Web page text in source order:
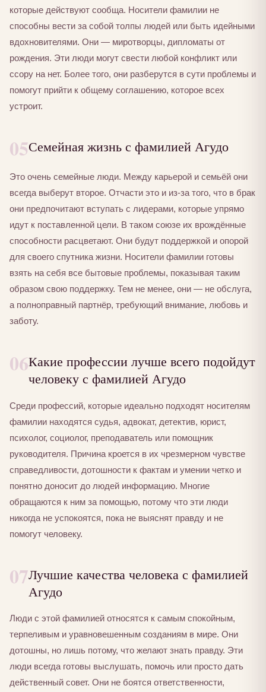
которые действуют сообща. Носители фамилии не
способны вести за собой толпы людей или быть идейными
вдохновителями. Они — миротворцы, дипломаты от
рождения. Эти люди могут свести любой конфликт или
ссору на нет. Более того, они разберутся в сути проблемы и
помогут прийти к общему соглашению, которое всех
устроит.
05Семейная жизнь с фамилией Агудо
Это очень семейные люди. Между карьерой и семьёй они
всегда выберут второе. Отчасти это и из-за того, что в брак
они предпочитают вступать с лидерами, которые упрямо
идут к поставленной цели. В таком союзе их врождённые
способности расцветают. Они будут поддержкой и опорой
для своего спутника жизни. Носители фамилии готовы
взять на себя все бытовые проблемы, показывая таким
образом свою поддержку. Тем не менее, они — не обслуга,
а полноправный партнёр, требующий внимание, любовь и
заботу.
06Какие профессии лучше всего подойдут
человеку с фамилией Агудо
Среди профессий, которые идеально подходят носителям
фамилии находятся судья, адвокат, детектив, юрист,
психолог, социолог, преподаватель или помощник
руководителя. Причина кроется в их чрезмерном чувстве
справедливости, дотошности к фактам и умении четко и
понятно доносит до людей информацию. Многие
обращаются к ним за помощью, потому что эти люди
никогда не успокоятся, пока не выяснят правду и не
помогут человеку.
07Лучшие качества человека с фамилией
Агудо
Люди с этой фамилией относятся к самым спокойным,
терпеливым и уравновешенным созданиям в мире. Они
дотошны, но лишь потому, что желают знать правду. Эти
люди всегда готовы выслушать, помочь или просто дать
действенный совет. Они не боятся ответственности,